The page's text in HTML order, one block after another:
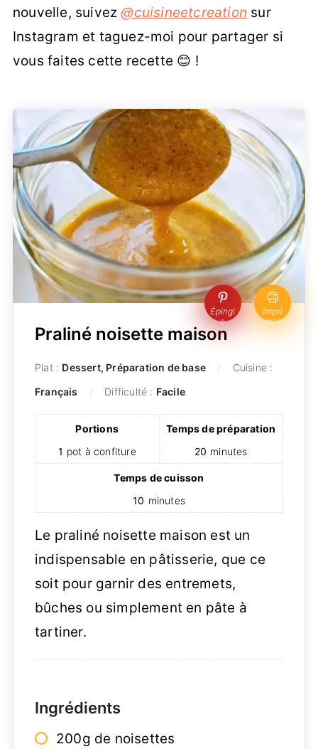
nouvelle, suivez@cuisineetcreation sur
Instagram et taguez-moi pour partager si
vous faites cette recette 😊 !
Épingl
e
Impri
mer
Praliné noisette maison
Plat : Dessert, Préparation de base
Cuisine :
Français
Difficulté : Facile
Portions
1 pot à confiture
Temps de préparation
20 minutes
Temps de cuisson
10 minutes
Le praliné noisette maison est un
indispensable en pâtisserie, que ce
soit pour garnir des entremets,
bûches ou simplement en pâte à
tartiner.
Ingrédients
200g de noisettes